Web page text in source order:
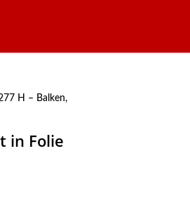
H – Balken,
in Folie